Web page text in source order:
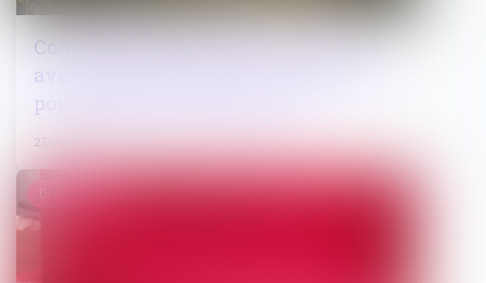
Constructions et travaux : la visite
avec consentement est-elle suffisante
pour établir des infractions ?
27/01/2025
Droit pénal